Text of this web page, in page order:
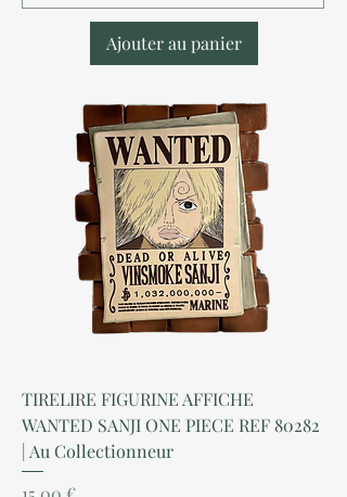
Ajouter au panier
TIRELIRE FIGURINE AFFICHE
WANTED SANJI ONE PIECE REF 80282
| Au Collectionneur
Prix